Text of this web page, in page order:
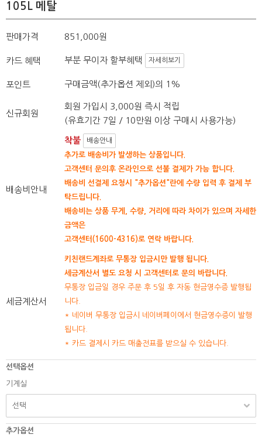
105L 메탈
판매가격 851,000원
카드 혜택 부분 무이자 할부혜택 자세히보기
포인트 구매금액(추가옵션 제외)의 1%
신규회원
회원 가입시 3,000원 즉시 적립
(유효기간 7일 / 10만원 이상 구매시 사용가능)
배송비안내
착불 배송안내
추가로 배송비가 발생하는 상품입니다.
고객센터 문의후 온라인으로 선불 결제가 가능 합니다.
배송비 선결제 요청시 "추가옵션"란에 수량 입력 후 결제 부
탁드립니다.
배송비는 상품 무게, 수량, 거리에 따라 차이가 있으며 자세한
금액은
고객센터(1600-4316)로 연락 바랍니다.
세금계산서
키친랜드계좌로 무통장 입금시만 발행 됩니다.
세금계산서 별도 요청 시 고객센터로 문의 바랍니다.
무통장 입금일 경우 주문 후 5일 후 자동 현금영수증 발행됩
니다.
* 네이버 무통장 입금시 네이버페이에서 현금영수증이 발행
됩니다.
* 카드 결제시 카드 매출전표를 받으실 수 있습니다.
선택옵션
기계실
추가옵션